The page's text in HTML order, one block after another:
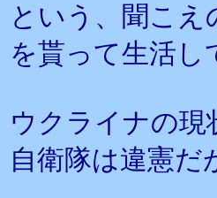
という、聞こ
を貰って生活し
ウクライナの
自衛隊は違憲だ